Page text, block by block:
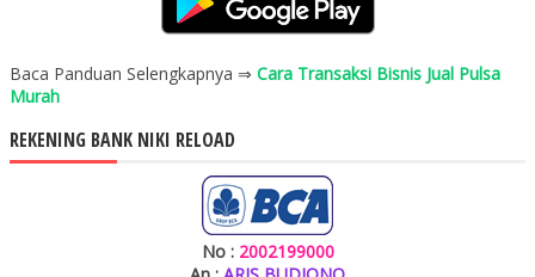
Baca Panduan Selengkapnya ⇒ Cara Transaksi Bisnis Jual Pulsa
Murah
REKENING BANK NIKI RELOAD
No : 2002199000